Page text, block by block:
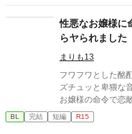
性悪なお嬢様に
らヤられました
まりも13
フワフワとした酩
ズチュッと卑猥な音
お嬢様の命令で恋
た、ちょっとアホな子の話です。 （
しています）
BL 完結 短編 R15